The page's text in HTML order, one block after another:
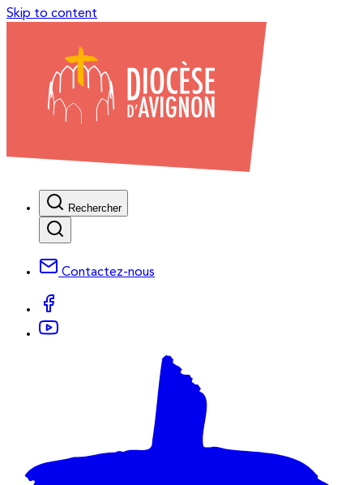
Skip to content
Rechercher
Contactez-nous